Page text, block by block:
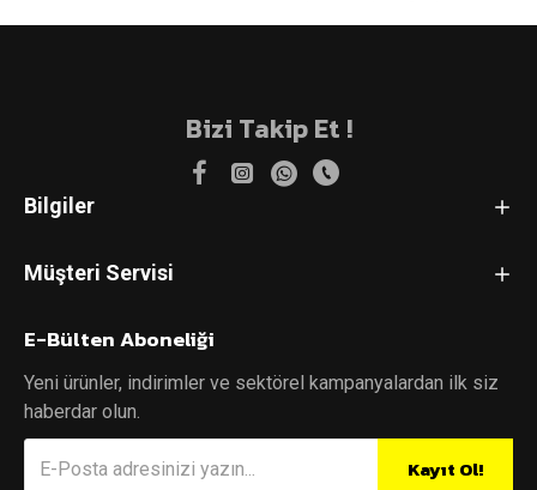
Bizi Takip Et !
Bilgiler
Müşteri Servisi
E-Bülten Aboneliği
Yeni ürünler, indirimler ve sektörel kampanyalardan ilk siz
haberdar olun.
Kayıt Ol!